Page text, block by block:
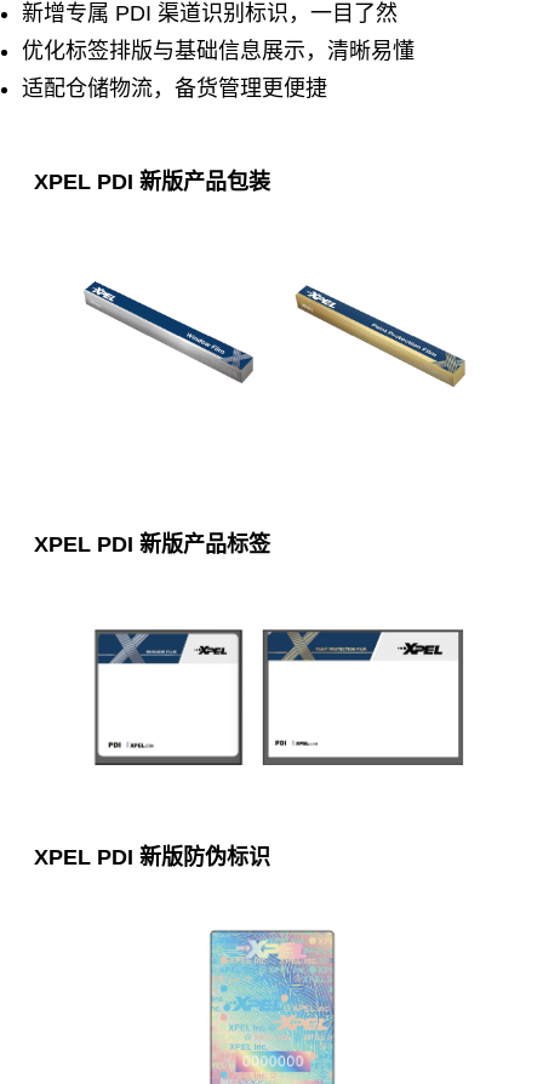
新增专属 PDI 渠道识别标识，一目了然
优化标签排版与基础信息展示，清晰易懂
适配仓储物流，备货管理更便捷
XPEL PDI 新版产品包装
XPEL PDI 新版产品标签
XPEL PDI 新版防伪标识